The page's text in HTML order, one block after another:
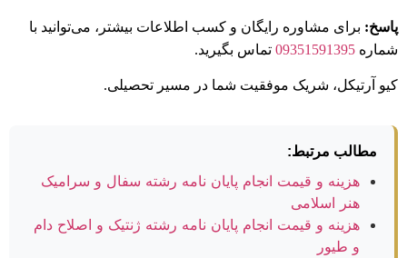
پاسخ: برای مشاوره رایگان و کسب اطلاعات بیشتر، می‌توانید با
شماره 09351591395 تماس بگیرید.
کیو آرتیکل، شریک موفقیت شما در مسیر تحصیلی.
مطالب مرتبط:
هزینه و قیمت انجام پایان نامه رشته سفال و سرامیک
هنر اسلامی
هزینه و قیمت انجام پایان نامه رشته ژنتیک و اصلاح دام
و طیور